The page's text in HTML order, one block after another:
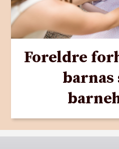
Foreldre
barnas